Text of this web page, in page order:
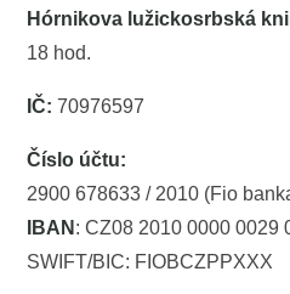
Hórnikova lužickosrbská
18 hod.
IČ: 70976597
Číslo účtu:
2900 678633 / 2010 (Fio
IBAN : CZ08 2010 0000 0029
SWIFT/BIC: FIOBCZPPXXX